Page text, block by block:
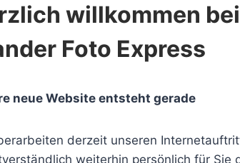
willkommen
Foto Express
neue Website entsteht gerade
derzeit unseren
weiterhin persönlich für Sie